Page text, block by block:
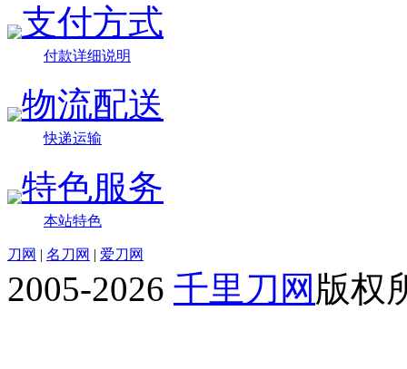
支付方式
付款详细说明
物流配送
快递运输
特色服务
本站特色
刀网 | 名刀网 | 爱刀网
2005-2026 千里刀网 版权